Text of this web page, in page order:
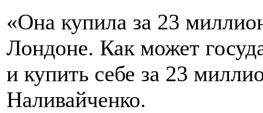
«Она купила за 23
Лондоне. Как может
и купить себе за 23
Наливайченко.